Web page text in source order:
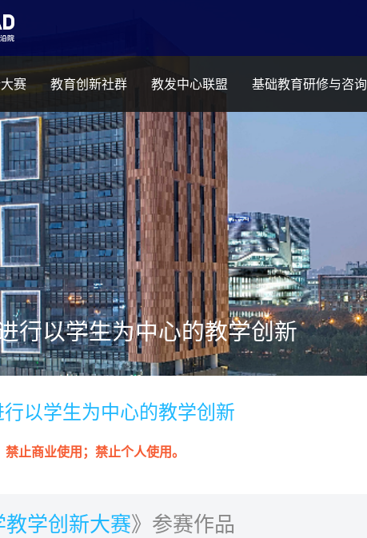
赛 教育创新社群 教发中心联盟 基础教育研修与咨询
行以学生为中心的教学创新
以学生为中心的教学创新
止商业使用；禁止个人使用。
学创新大赛》参赛作品